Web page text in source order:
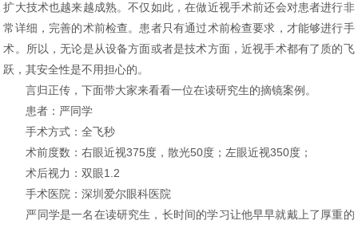
扩大技术也越来越成熟。不仅如此，在做近视手术前还会对患者进行非
常详细，完善的术前检查。患者只有通过术前检查要求，才能够进行手
术。所以，无论是从设备方面或者是技术方面，近视手术都有了质的飞
跃，其安全性是不用担心的。
言归正传，下面带大家来看看一位在读研究生的摘镜案例。
患者：严同学
手术方式：全飞秒
术前度数：右眼近视375度，散光50度；左眼近视350度；
术后视力：双眼1.2
手术医院：深圳爱尔眼科医院
严同学是一名在读研究生，长时间的学习让他早早就戴上了厚重的